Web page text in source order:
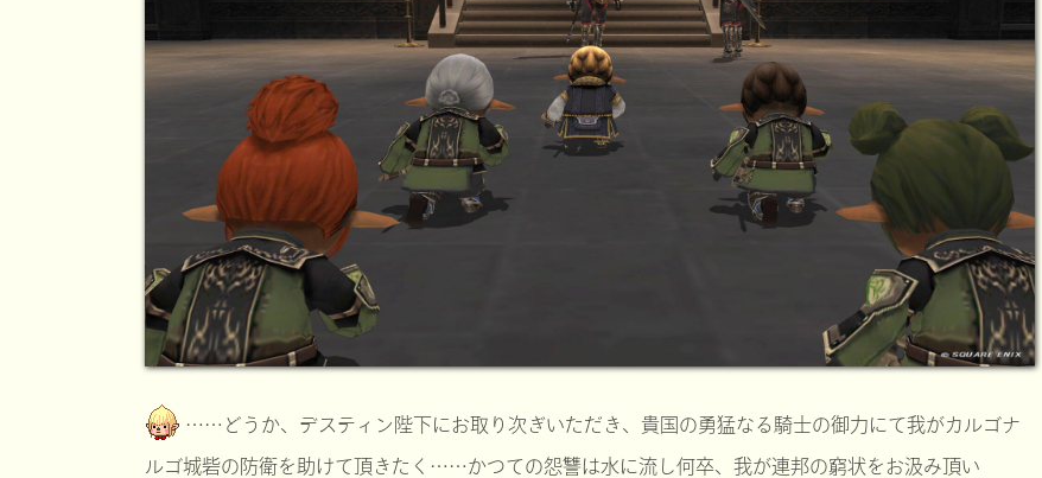
……どうか、デスティン陛下にお取り次ぎいただき、貴国の勇猛なる騎士の御力にて我がカルゴナ
ルゴ城砦の防衛を助けて頂きたく……かつての怨讐は水に流し何卒、我が連邦の窮状をお汲み頂い